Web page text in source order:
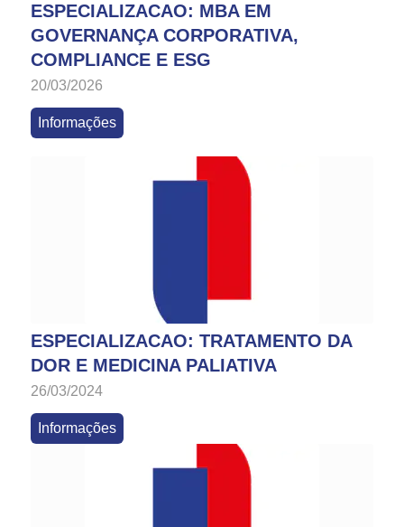
ESPECIALIZACAO: MBA EM
GOVERNANÇA CORPORATIVA,
COMPLIANCE E ESG
20/03/2026
Informações
ESPECIALIZACAO: TRATAMENTO DA
DOR E MEDICINA PALIATIVA
26/03/2024
Informações